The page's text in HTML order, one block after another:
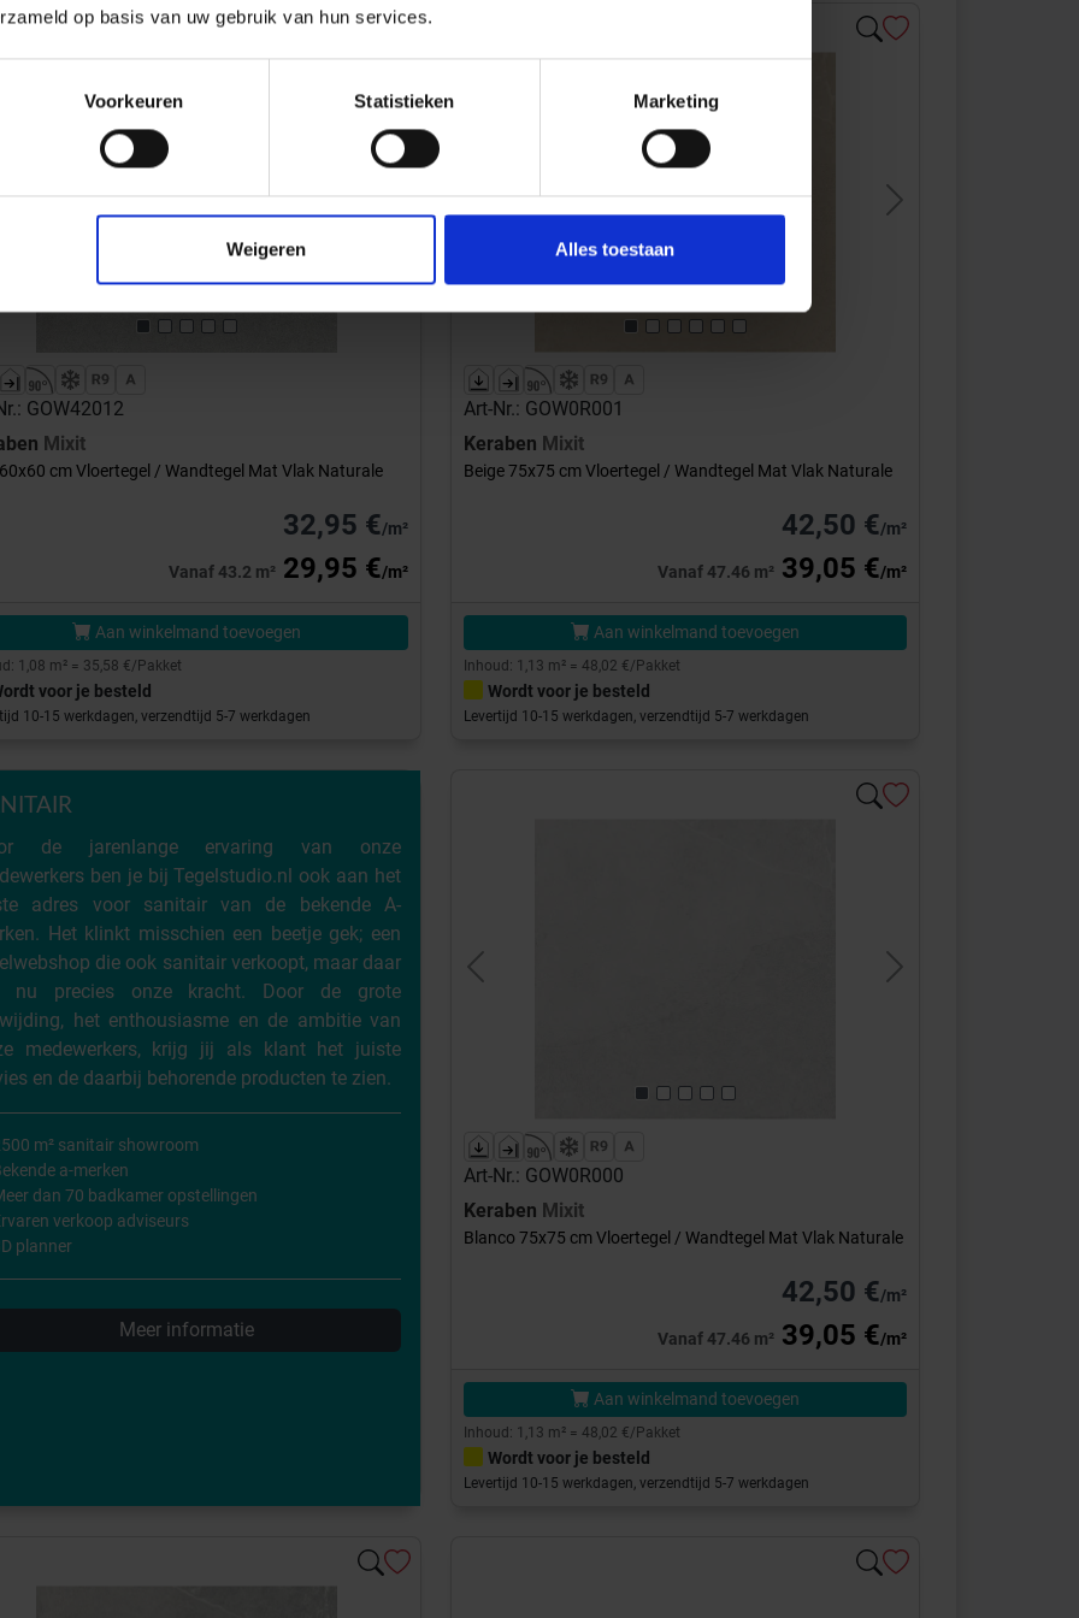
op basis van uw gebruik van hun services.
Voorkeuren Statistieken Marketing
Weigeren Alles toestaan
Next
GOW42012
Mixit
cm Vloertegel / Wandtegel Mat Vlak Naturale
32,95 €/m²
Vanaf 43.2 m² 29,95 €/m²
Aan winkelmand toevoegen
1,08 m² = 35,58 €/Pakket
voor je besteld
10-15 werkdagen, verzendtijd 5-7 werkdagen
Previous Next
Art-Nr.: GOW0R001
Keraben Mixit
Beige 75x75 cm Vloertegel / Wandtegel Mat Vlak Naturale
42,50 €/m²
Vanaf 47.46 m² 39,05 €/m²
Aan winkelmand toevoegen
Inhoud: 1,13 m² = 48,02 €/Pakket
Wordt voor je besteld
Levertijd 10-15 werkdagen, verzendtijd 5-7 werkdagen
de jarenlange ervaring van onze
ben je bij Tegelstudio.nl ook aan het
adres voor sanitair van de bekende A-
Het klinkt misschien een beetje gek; een
die ook sanitair verkoopt, maar daar
nu precies onze kracht. Door de grote
het enthousiasme en de ambitie van
medewerkers, krijg jij als klant het juiste
en de daarbij behorende producten te zien.
m² sanitair showroom
a-merken
dan 70 badkamer opstellingen
verkoop adviseurs
planner
Meer informatie
Previous Next
Art-Nr.: GOW0R000
Keraben Mixit
Blanco 75x75 cm Vloertegel / Wandtegel Mat Vlak Naturale
42,50 €/m²
Vanaf 47.46 m² 39,05 €/m²
Aan winkelmand toevoegen
Inhoud: 1,13 m² = 48,02 €/Pakket
Wordt voor je besteld
Levertijd 10-15 werkdagen, verzendtijd 5-7 werkdagen